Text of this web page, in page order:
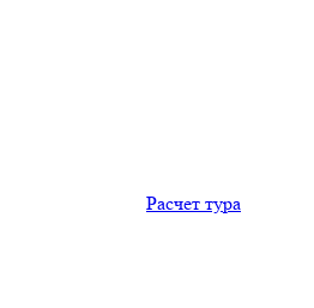
Расчет тура